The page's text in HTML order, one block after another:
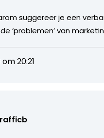
suggereer je een
‘problemen’ van
20:21